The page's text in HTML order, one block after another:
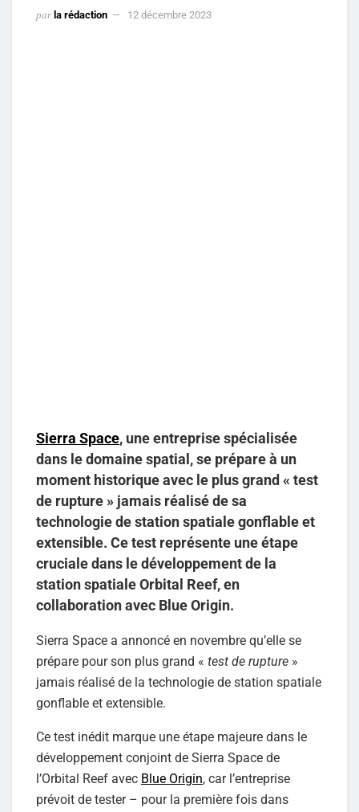
par la rédaction 12 décembre 2023
Sierra Space, une entreprise spécialisée
dans le domaine spatial, se prépare à un
moment historique avec le plus grand « test
de rupture » jamais réalisé de sa
technologie de station spatiale gonflable et
extensible. Ce test représente une étape
cruciale dans le développement de la
station spatiale Orbital Reef, en
collaboration avec Blue Origin.
Sierra Space a annoncé en novembre qu’elle se
prépare pour son plus grand « test de rupture »
jamais réalisé de la technologie de station spatiale
gonflable et extensible.
Ce test inédit marque une étape majeure dans le
développement conjoint de Sierra Space de
l’Orbital Reef avec Blue Origin, car l’entreprise
prévoit de tester – pour la première fois dans